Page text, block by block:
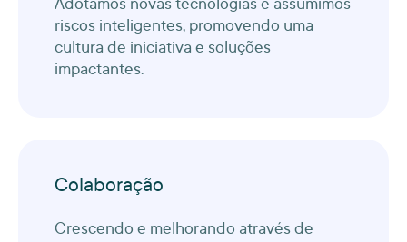
Adotamos novas tecnologias e assumimos
riscos inteligentes, promovendo uma
cultura de iniciativa e soluções
impactantes.
Colaboração
Crescendo e melhorando através de